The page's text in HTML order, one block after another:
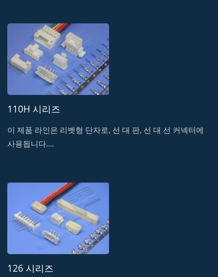
110H 시리즈
이 제품 라인은 리벳형 단자로, 선 대 판, 선 대 선 커넥터에
사용됩니다....
126 시리즈